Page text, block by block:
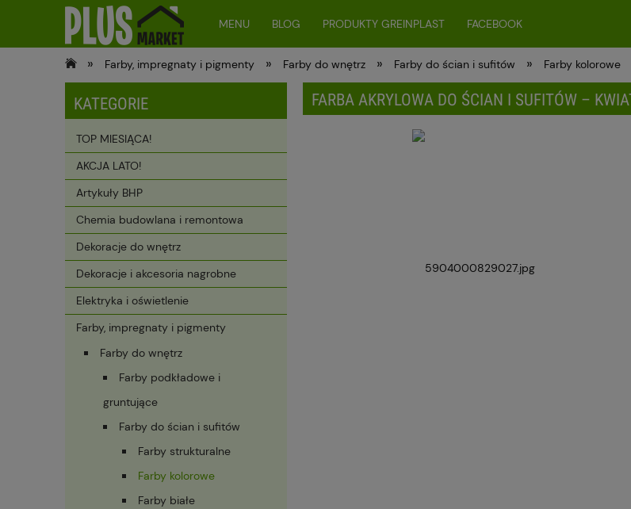
MENU BLOG PRODUKTY GREINPLAST FACEBOOK
» Farby, impregnaty i pigmenty » Farby do wnętrz » Farby do ścian i sufitów » Farby kolorowe
KATEGORIE
TOP MIESIĄCA!
AKCJA LATO!
Artykuły BHP
Chemia budowlana i remontowa
Dekoracje do wnętrz
Dekoracje i akcesoria nagrobne
Elektryka i oświetlenie
Farby, impregnaty i pigmenty
Farby do wnętrz
Farby podkładowe i
gruntujące
Farby do ścian i sufitów
Farby strukturalne
Farby kolorowe
Farby białe
FARBA AKRYLOWA DO ŚCIAN I SUFITÓW –